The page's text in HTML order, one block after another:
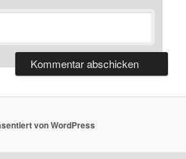
von WordPress